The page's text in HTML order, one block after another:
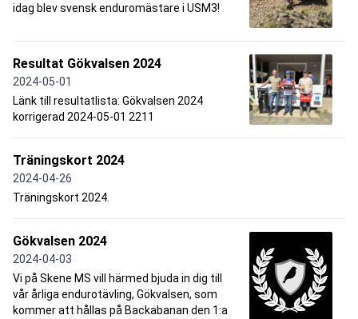
idag blev svensk enduromästare i USM3!
Resultat Gökvalsen 2024
2024-05-01
Länk till resultatlista: Gökvalsen 2024
korrigerad 2024-05-01 2211
Träningskort 2024
2024-04-26
Träningskort 2024.
Gökvalsen 2024
2024-04-03
Vi på Skene MS vill härmed bjuda in dig till
vår årliga endurotävling, Gökvalsen, som
kommer att hållas på Backabanan den 1:a